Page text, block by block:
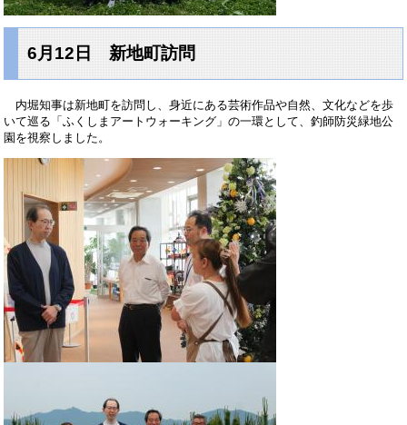
6月12日 新地町訪問
内堀知事は新地町を訪問し、身近にある芸術作品や自然、文化などを歩
いて巡る「ふくしまアートウォーキング」の一環として、釣師防災緑地公
園を視察しました。